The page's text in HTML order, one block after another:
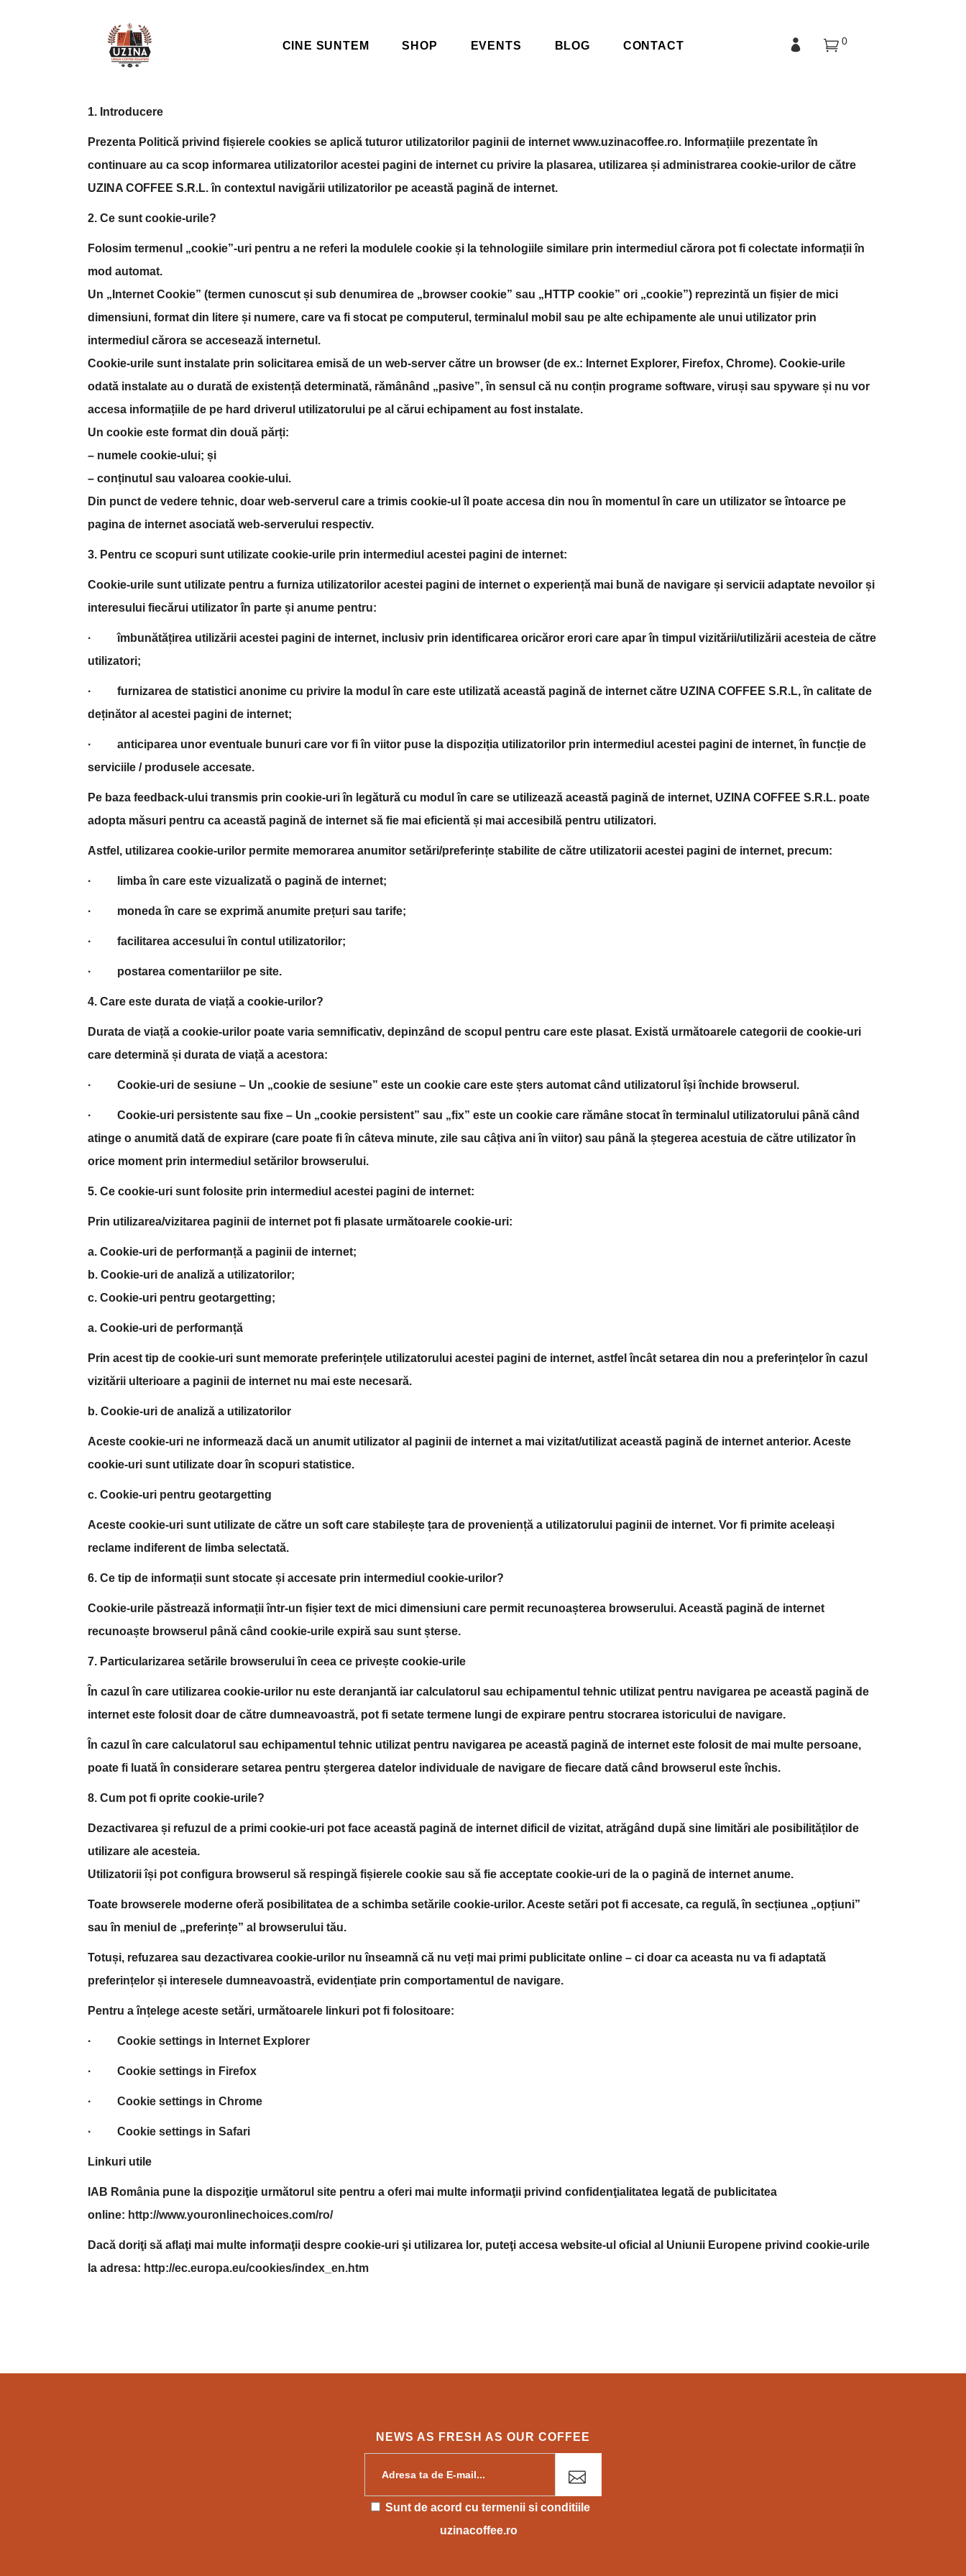
CINE SUNTEM SHOP EVENTS BLOG CONTACT 0
1. Introducere
Prezenta Politică privind fișierele cookies se aplică tuturor utilizatorilor paginii de internet www.uzinacoffee.ro. Informațiile prezentate în
continuare au ca scop informarea utilizatorilor acestei pagini de internet cu privire la plasarea, utilizarea și administrarea cookie-urilor de către
UZINA COFFEE S.R.L. în contextul navigării utilizatorilor pe această pagină de internet.
2. Ce sunt cookie-urile?
Folosim termenul „cookie”-uri pentru a ne referi la modulele cookie și la tehnologiile similare prin intermediul cărora pot fi colectate informații în
mod automat.
Un „Internet Cookie” (termen cunoscut și sub denumirea de „browser cookie” sau „HTTP cookie” ori „cookie”) reprezintă un fișier de mici
dimensiuni, format din litere și numere, care va fi stocat pe computerul, terminalul mobil sau pe alte echipamente ale unui utilizator prin
intermediul cărora se accesează internetul.
Cookie-urile sunt instalate prin solicitarea emisă de un web-server către un browser (de ex.: Internet Explorer, Firefox, Chrome). Cookie-urile
odată instalate au o durată de existență determinată, rămânând „pasive”, în sensul că nu conțin programe software, viruși sau spyware și nu vor
accesa informațiile de pe hard driverul utilizatorului pe al cărui echipament au fost instalate.
Un cookie este format din două părți:
– numele cookie-ului; și
– conținutul sau valoarea cookie-ului.
Din punct de vedere tehnic, doar web-serverul care a trimis cookie-ul îl poate accesa din nou în momentul în care un utilizator se întoarce pe
pagina de internet asociată web-serverului respectiv.
3. Pentru ce scopuri sunt utilizate cookie-urile prin intermediul acestei pagini de internet:
Cookie-urile sunt utilizate pentru a furniza utilizatorilor acestei pagini de internet o experiență mai bună de navigare și servicii adaptate nevoilor și
interesului fiecărui utilizator în parte și anume pentru:
· îmbunătățirea utilizării acestei pagini de internet, inclusiv prin identificarea oricăror erori care apar în timpul vizitării/utilizării acesteia de către
utilizatori;
· furnizarea de statistici anonime cu privire la modul în care este utilizată această pagină de internet către UZINA COFFEE S.R.L, în calitate de
deținător al acestei pagini de internet;
· anticiparea unor eventuale bunuri care vor fi în viitor puse la dispoziția utilizatorilor prin intermediul acestei pagini de internet, în funcție de
serviciile / produsele accesate.
Pe baza feedback-ului transmis prin cookie-uri în legătură cu modul în care se utilizează această pagină de internet, UZINA COFFEE S.R.L. poate
adopta măsuri pentru ca această pagină de internet să fie mai eficientă și mai accesibilă pentru utilizatori.
Astfel, utilizarea cookie-urilor permite memorarea anumitor setări/preferințe stabilite de către utilizatorii acestei pagini de internet, precum:
· limba în care este vizualizată o pagină de internet;
· moneda în care se exprimă anumite prețuri sau tarife;
· facilitarea accesului în contul utilizatorilor;
· postarea comentariilor pe site.
4. Care este durata de viață a cookie-urilor?
Durata de viață a cookie-urilor poate varia semnificativ, depinzând de scopul pentru care este plasat. Există următoarele categorii de cookie-uri
care determină și durata de viață a acestora:
· Cookie-uri de sesiune – Un „cookie de sesiune” este un cookie care este șters automat când utilizatorul își închide browserul.
· Cookie-uri persistente sau fixe – Un „cookie persistent” sau „fix” este un cookie care rămâne stocat în terminalul utilizatorului până când
atinge o anumită dată de expirare (care poate fi în câteva minute, zile sau câțiva ani în viitor) sau până la ștegerea acestuia de către utilizator în
orice moment prin intermediul setărilor browserului.
5. Ce cookie-uri sunt folosite prin intermediul acestei pagini de internet:
Prin utilizarea/vizitarea paginii de internet pot fi plasate următoarele cookie-uri:
a. Cookie-uri de performanță a paginii de internet;
b. Cookie-uri de analiză a utilizatorilor;
c. Cookie-uri pentru geotargetting;
a. Cookie-uri de performanță
Prin acest tip de cookie-uri sunt memorate preferințele utilizatorului acestei pagini de internet, astfel încât setarea din nou a preferințelor în cazul
vizitării ulterioare a paginii de internet nu mai este necesară.
b. Cookie-uri de analiză a utilizatorilor
Aceste cookie-uri ne informează dacă un anumit utilizator al paginii de internet a mai vizitat/utilizat această pagină de internet anterior. Aceste
cookie-uri sunt utilizate doar în scopuri statistice.
c. Cookie-uri pentru geotargetting
Aceste cookie-uri sunt utilizate de către un soft care stabilește țara de proveniență a utilizatorului paginii de internet. Vor fi primite aceleași
reclame indiferent de limba selectată.
6. Ce tip de informații sunt stocate și accesate prin intermediul cookie-urilor?
Cookie-urile păstrează informații într-un fișier text de mici dimensiuni care permit recunoașterea browserului. Această pagină de internet
recunoaște browserul până când cookie-urile expiră sau sunt șterse.
7. Particularizarea setările browserului în ceea ce privește cookie-urile
În cazul în care utilizarea cookie-urilor nu este deranjantă iar calculatorul sau echipamentul tehnic utilizat pentru navigarea pe această pagină de
internet este folosit doar de către dumneavoastră, pot fi setate termene lungi de expirare pentru stocrarea istoricului de navigare.
În cazul în care calculatorul sau echipamentul tehnic utilizat pentru navigarea pe această pagină de internet este folosit de mai multe persoane,
poate fi luată în considerare setarea pentru ștergerea datelor individuale de navigare de fiecare dată când browserul este închis.
8. Cum pot fi oprite cookie-urile?
Dezactivarea și refuzul de a primi cookie-uri pot face această pagină de internet dificil de vizitat, atrăgând după sine limitări ale posibilităților de
utilizare ale acesteia.
Utilizatorii își pot configura browserul să respingă fișierele cookie sau să fie acceptate cookie-uri de la o pagină de internet anume.
Toate browserele moderne oferă posibilitatea de a schimba setările cookie-urilor. Aceste setări pot fi accesate, ca regulă, în secțiunea „opțiuni”
sau în meniul de „preferințe” al browserului tău.
Totuși, refuzarea sau dezactivarea cookie-urilor nu înseamnă că nu veți mai primi publicitate online – ci doar ca aceasta nu va fi adaptată
preferințelor și interesele dumneavoastră, evidențiate prin comportamentul de navigare.
Pentru a înțelege aceste setări, următoarele linkuri pot fi folositoare:
· Cookie settings in Internet Explorer
· Cookie settings in Firefox
· Cookie settings in Chrome
· Cookie settings in Safari
Linkuri utile
IAB România pune la dispoziţie următorul site pentru a oferi mai multe informaţii privind confidenţialitatea legată de publicitatea
online: http://www.youronlinechoices.com/ro/
Dacă doriţi să aflaţi mai multe informaţii despre cookie-uri şi utilizarea lor, puteţi accesa website-ul oficial al Uniunii Europene privind cookie-urile
la adresa: http://ec.europa.eu/cookies/index_en.htm
NEWS AS FRESH AS OUR COFFEE
Please leave this field empty.
Sunt de acord cu termenii si conditiile
uzinacoffee.ro